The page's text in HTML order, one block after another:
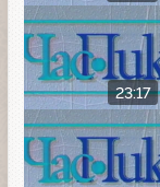
23:17